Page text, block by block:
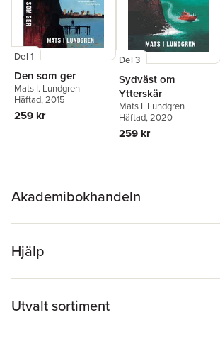
Del 1
Den som ger
Mats I. Lundgren
Häftad, 2015
259 kr
Del 3
Sydväst om
Ytterskär
Mats I. Lundgren
Häftad, 2020
259 kr
Akademibokhandeln
Hjälp
Utvalt sortiment